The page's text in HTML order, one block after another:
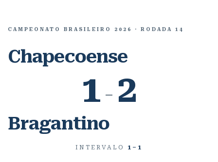
CAMPEONATO BRASILEIRO 2026 · RODADA 14
Chapecoense
1 – 2
Bragantino
INTERVALO 1 – 1